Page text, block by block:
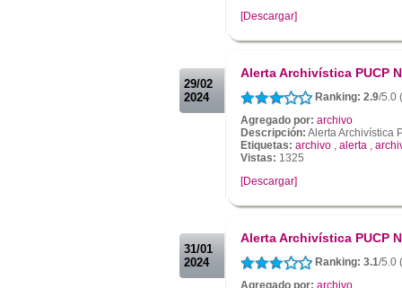
[Descargar]
29/02
2024
Alerta Archivística PUCP
Ranking: 2.9/5.0
Agregado por: archivo
Descripción: Alerta Archivística
Etiquetas: archivo , alerta ,
Vistas: 1325
[Descargar]
31/01
2024
Alerta Archivística PUCP
Ranking: 3.1/5.0
Agregado por: archivo